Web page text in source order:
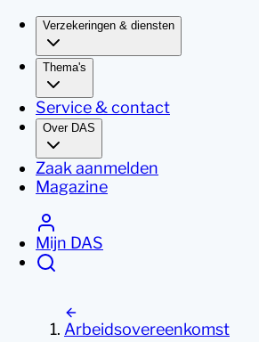
Verzekeringen & diensten
Thema's
Service & contact
Over DAS
Zaak aanmelden
Magazine
Mijn DAS
Arbeidsovereenkomst